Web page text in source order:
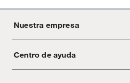
Nuestra empresa
Acerca de Crate
Centro de ayuda